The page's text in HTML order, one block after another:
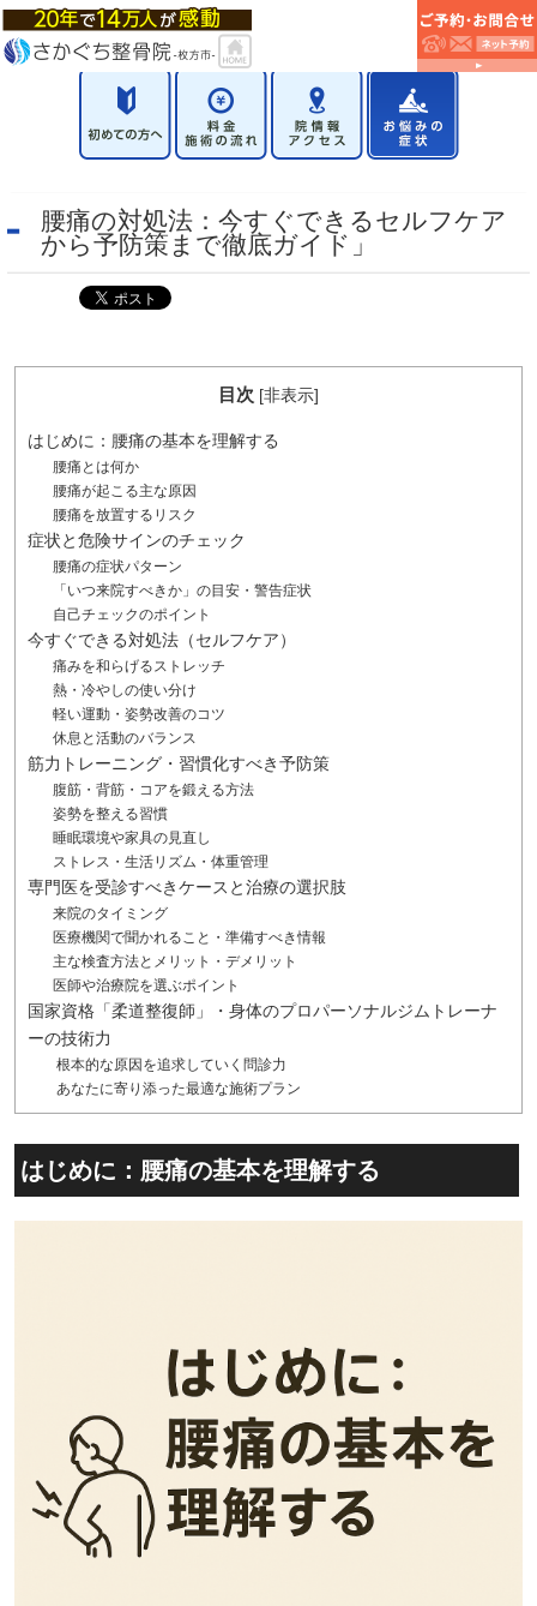
腰痛の対処法：今すぐできるセルフケア
から予防策まで徹底ガイド」
目次 [非表示]
はじめに：腰痛の基本を理解する
腰痛とは何か
腰痛が起こる主な原因
腰痛を放置するリスク
症状と危険サインのチェック
腰痛の症状パターン
「いつ来院すべきか」の目安・警告症状
自己チェックのポイント
今すぐできる対処法（セルフケア）
痛みを和らげるストレッチ
熱・冷やしの使い分け
軽い運動・姿勢改善のコツ
休息と活動のバランス
筋力トレーニング・習慣化すべき予防策
腹筋・背筋・コアを鍛える方法
姿勢を整える習慣
睡眠環境や家具の見直し
ストレス・生活リズム・体重管理
専門医を受診すべきケースと治療の選択肢
来院のタイミング
医療機関で聞かれること・準備すべき情報
主な検査方法とメリット・デメリット
医師や治療院を選ぶポイント
国家資格「柔道整復師」・身体のプロパーソナルジムトレーナ
ーの技術力
根本的な原因を追求していく問診力
あなたに寄り添った最適な施術プラン
はじめに：腰痛の基本を理解する